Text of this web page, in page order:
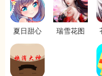
夏日甜心 瑞雪花图